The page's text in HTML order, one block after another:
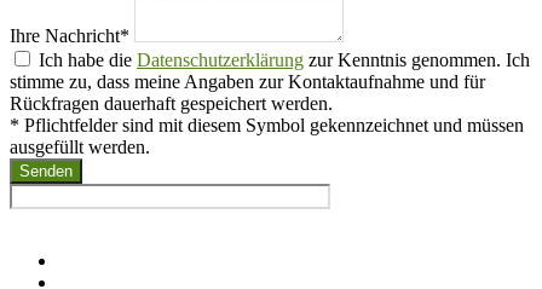
Ihre Nachricht*
Ich habe die Datenschutzerklärung zur Kenntnis genommen. Ich
stimme zu, dass meine Angaben zur Kontaktaufnahme und für
Rückfragen dauerhaft gespeichert werden.
* Pflichtfelder sind mit diesem Symbol gekennzeichnet und müssen
ausgefüllt werden.
Senden